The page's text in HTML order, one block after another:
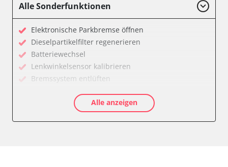
Feststellbremse (EPB / SBC)
Global Positioning System (GPS)
Heckklappe
Klimaanlage
Kombiinstrument
Lenkradwinkel-Sensor
Lenksäuleneinheit
Lichtsteuerung
Medienplayer
Alle Sonderfunktionen
Elektronische Parkbremse öffnen
Dieselpartikelfilter regenerieren
Batteriewechsel
Lenkwinkelsensor kalibrieren
Bremssystem entlüften
AGR Ventil anlernen
Luftmassenmesser anlernen
Alle anzeigen